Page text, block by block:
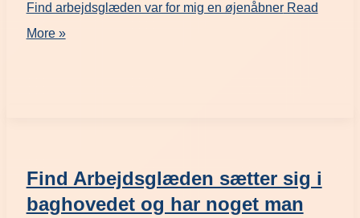
Find arbejdsglæden var for mig en øjenåbnerRead
More »
Find Arbejdsglæden sætter sig i
baghovedet og har noget man